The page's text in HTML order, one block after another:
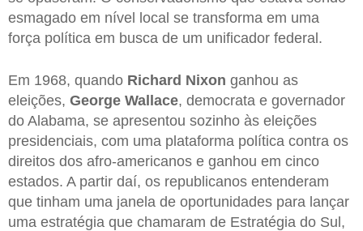
esmagado em nível local se transforma em uma
força política em busca de um unificador federal.
Em 1968, quando Richard Nixon ganhou as
eleições, George Wallace, democrata e governador
do Alabama, se apresentou sozinho às eleições
presidenciais, com uma plataforma política contra os
direitos dos afro-americanos e ganhou em cinco
estados. A partir daí, os republicanos entenderam
que tinham uma janela de oportunidades para lançar
uma estratégia que chamaram de Estratégia do Sul,